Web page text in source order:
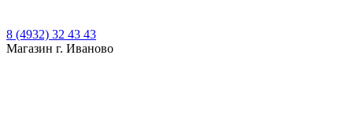
8 (4932) 32 43 43
Магазин г. Иваново